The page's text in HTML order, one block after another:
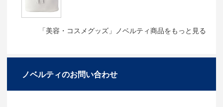
「美容・コスメグッズ」ノベルティ商品をもっと見る
ノベルティのお問い合わせ